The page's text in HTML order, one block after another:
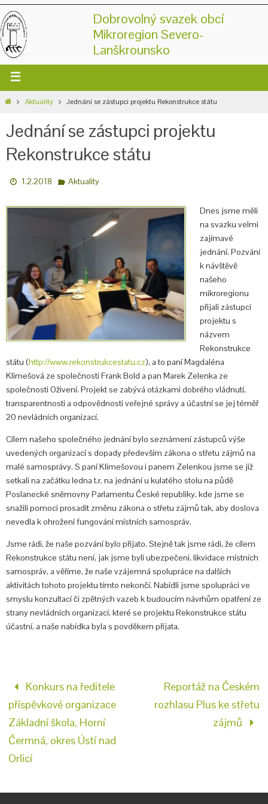
Dobrovolný svazek obcí
Mikroregion Severo-
Lanškrounsko
Aktuality Jednání se zástupci projektu Rekonstrukce státu
Jednání se zástupci projektu
Rekonstrukce státu
1.2.2018 Aktuality
Dnes jsme měli
na svazku velmi
zajímavé
jednání. Pozvání
k návštěvě
našeho
mikroregionu
přijali zástupci
projektu s
názvem
Rekonstrukce
státu (http://www.rekonstrukcestatu.cz), a to paní Magdaléna
Klimešová ze společnosti Frank Bold a pan Marek Zelenka ze
společnosti Oživení. Projekt se zabývá otázkami dobrého vládnutí,
transparentnosti a odpovědnosti veřejné správy a účastní se jej téměř
20 nevládních organizací.
Cílem našeho společného jednání bylo seznámení zástupců výše
uvedených organizací s dopady především zákona o střetu zájmů na
malé samosprávy. S paní Klimešovou i panem Zelenkou jsme se již
setkali na začátku ledna t.r. na jednání u kulatého stolu na půdě
Poslanecké sněmovny Parlamentu České republiky, kde jsme se
snažili pomoci prosadit změnu zákona o střetu zájmů tak, aby doslova
nevedla k ohrožení fungování místních samospráv.
Jsme rádi, že naše pozvání bylo přijato. Stejně tak jsme rádi, že cílem
Rekonstrukce státu není, jak jsme byli ubezpečeni, likvidace místních
samospráv, a věříme, že naše vzájemná spolupráce na dalších
aktivitách tohoto projektu tímto nekončí. Nabídli jsme spolupráci ve
smyslu konzultací či zpětných vazeb k budoucím návrhům opatření ze
strany nevládních organizací, které se projektu Rekonstrukce státu
účastní, a naše nabídka byla s povděkem přijata.
Konkurs na ředitele
příspěvkové organizace
Základní škola, Horní
Čermná, okres Ústí nad
Orlicí
Reportáž na Českém
rozhlasu Plus ke střetu
zájmů